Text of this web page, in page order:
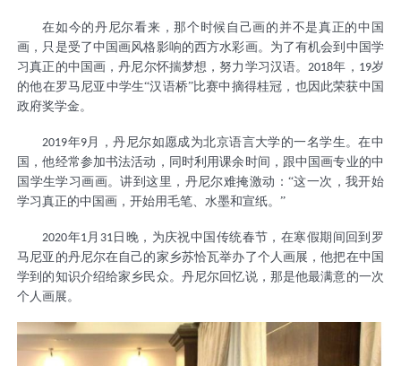
在如今的丹尼尔看来，那个时候自己画的并不是真正的中国
画，只是受了中国画风格影响的西方水彩画。为了有机会到中国学
习真正的中国画，丹尼尔怀揣梦想，努力学习汉语。 2018年， 19岁
的他在罗马尼亚中学生“汉语桥”比赛中摘得桂冠，也因此荣获中国
政府奖学金。
2019年9月，丹尼尔如愿成为北京语言大学的一名学生。在中
国，他经常参加书法活动，同时利用课余时间，跟中国画专业的中
国学生学习画画。讲到这里，丹尼尔难掩激动：“这一次，我开始
学习真正的中国画，开始用毛笔、水墨和宣纸。”
2020年1 月 31日晚，为庆祝中国传统春节，在寒假期间回到罗
马尼亚的丹尼尔在自己的家乡苏恰瓦举办了个人画展，他把在中国
学到的知识介绍给家乡民众。丹尼尔回忆说，那是他最满意的一次
个人画展。